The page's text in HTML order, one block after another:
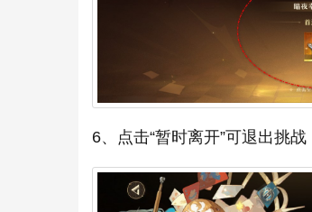
6、点击“暂时离开”可退出挑战